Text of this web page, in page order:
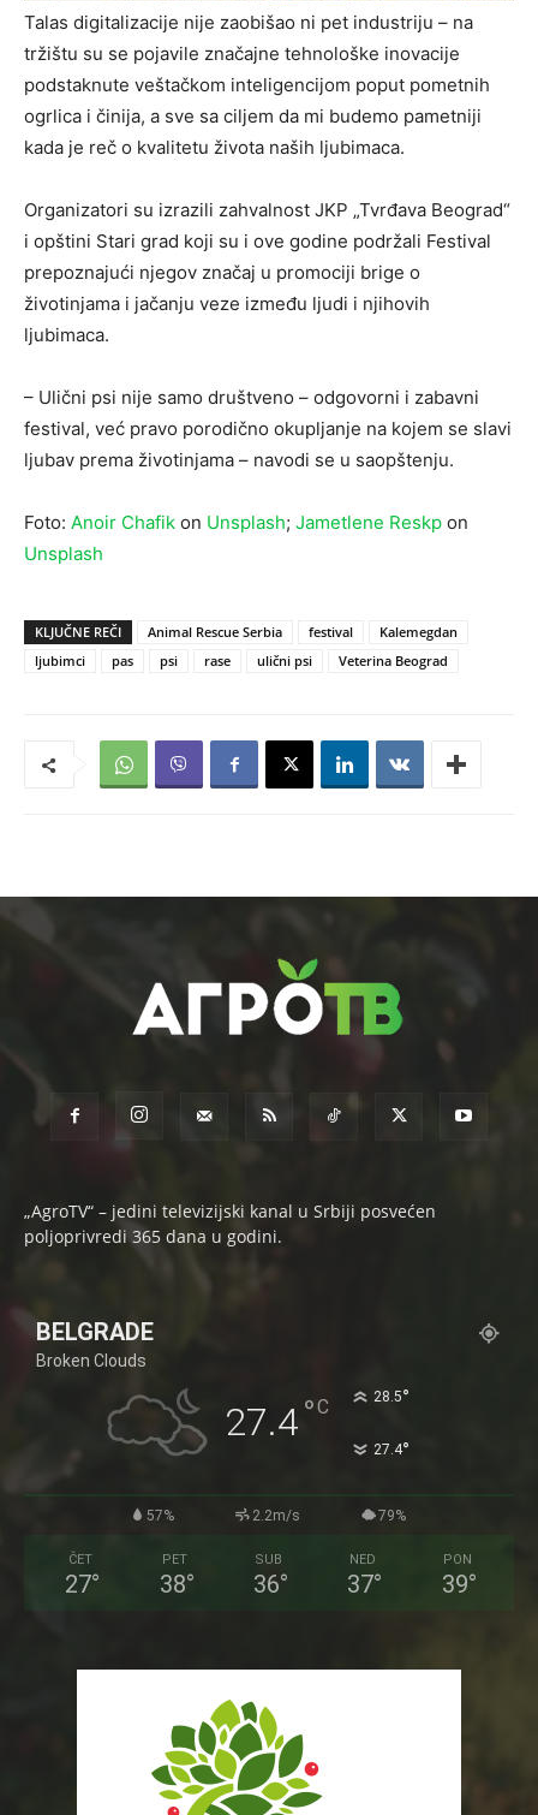
Talas digitalizacije nije zaobišao ni pet industriju – na
tržištu su se pojavile značajne tehnološke inovacije
podstaknute veštačkom inteligencijom poput pometnih
ogrlica i činija, a sve sa ciljem da mi budemo pametniji
kada je reč o kvalitetu života naših ljubimaca.
Organizatori su izrazili zahvalnost JKP „Tvrđava Beograd“
i opštini Stari grad koji su i ove godine podržali Festival
prepoznajući njegov značaj u promociji brige o
životinjama i jačanju veze između ljudi i njihovih
ljubimaca.
– Ulični psi nije samo društveno – odgovorni i zabavni
festival, već pravo porodično okupljanje na kojem se slavi
ljubav prema životinjama – navodi se u saopštenju.
Foto: Anoir Chafik on Unsplash; Jametlene Reskp on
Unsplash
KLJUČNE REČI Animal Rescue Serbia festival
Kalemegdan
ljubimci
pas psi rase ulični psi Veterina Beograd
„AgroTV“ – jedini televizijski kanal u Srbiji posvećen
poljoprivredi 365 dana u godini.
BELGRADE
Broken Clouds
27.4°C 28.5°
27.4°
57% 2.2m/s 79%
ČET
27°
PET
38°
SUB
36°
NED
37°
PON
39°